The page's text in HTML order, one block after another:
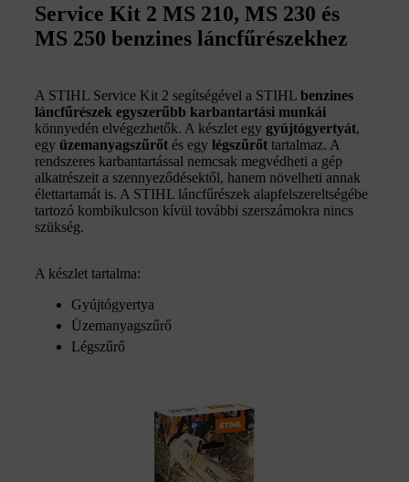
Service Kit 2 MS 210, MS 230 és
MS 250 benzines láncfűrészekhez
A STIHL Service Kit 2 segítségével a STIHL benzines
láncfűrészek egyszerűbb karbantartási munkái
könnyedén elvégezhetők. A készlet egy gyújtógyertyát,
egy üzemanyagszűrőt és egy légszűrőt tartalmaz. A
rendszeres karbantartással nemcsak megvédheti a gép
alkatrészeit a szennyeződésektől, hanem növelheti annak
élettartamát is. A STIHL láncfűrészek alapfelszereltségébe
tartozó kombikulcson kívül további szerszámokra nincs
szükség.
A készlet tartalma:
Gyújtógyertya
Üzemanyagszűrő
Légszűrő